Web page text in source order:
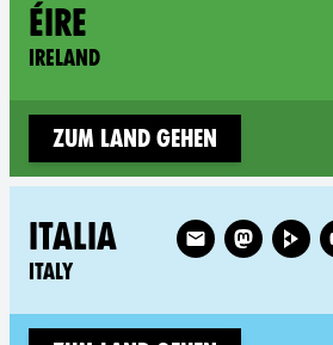
ÉIRE
IRELAND
Zum Land gehen
ITALIA
ITALY
Follow XR Italy on